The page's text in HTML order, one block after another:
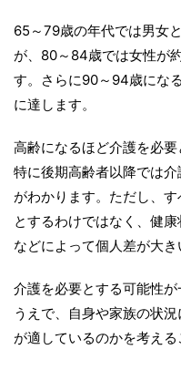
65～79歳の年代では男女
が、80～84歳では女性が
す。さらに90～94歳にな
に達します。
高齢になるほど介護を必要
特に後期高齢者以降では
がわかります。ただし、
とするわけではなく、健
などによって個人差が大き
介護を必要とする可能性
うえで、自身や家族の状
が適しているのかを考える